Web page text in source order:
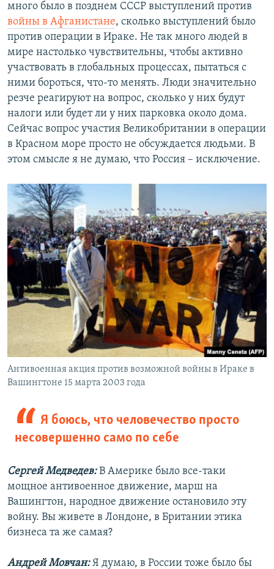
много было в позднем СССР выступлений против
войны в Афганистане, сколько выступлений было
против операции в Ираке. Не так много людей в
мире настолько чувствительны, чтобы активно
участвовать в глобальных процессах, пытаться с
ними бороться, что-то менять. Люди значительно
резче реагируют на вопрос, сколько у них будут
налоги или будет ли у них парковка около дома.
Сейчас вопрос участия Великобритании в операции
в Красном море просто не обсуждается людьми. В
этом смысле я не думаю, что Россия – исключение.
Антивоенная акция против возможной войны в Ираке в
Вашингтоне 15 марта 2003 года
Я боюсь, что человечество просто
несовершенно само по себе
Сергей Медведев:В Америке было все-таки
мощное антивоенное движение, марш на
Вашингтон, народное движение остановило эту
войну. Вы живете в Лондоне, в Британии этика
бизнеса та же самая?
Андрей Мовчан:Я думаю, в России тоже было бы